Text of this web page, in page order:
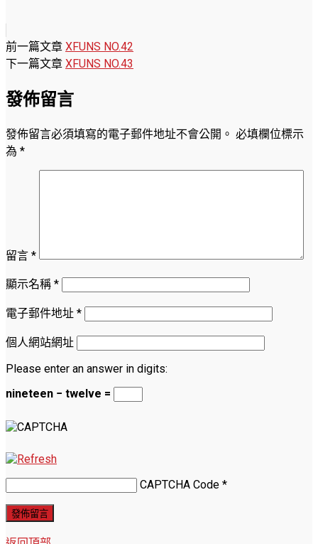
前一篇文章 XFUNS NO.42
下一篇文章 XFUNS NO.43
發佈留言
發佈留言必須填寫的電子郵件地址不會公開。 必填欄位標示
為 *
留言 *
顯示名稱 *
電子郵件地址 *
個人網站網址
Please enter an answer in digits:
nineteen − twelve =
CAPTCHA Code *